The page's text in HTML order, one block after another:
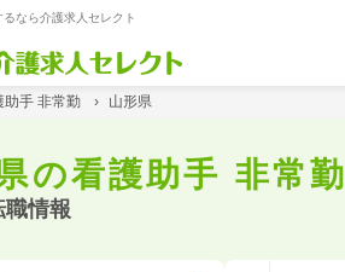
なら介護求人セレクト
助手 非常勤 › 山形県
の看護助手 非常勤
職情報